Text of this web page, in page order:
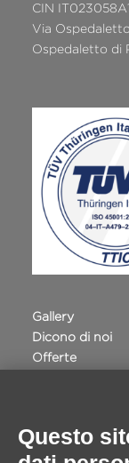
CIN
Via
Ospedaletto di
Gallery
Dicono di noi
Offerte
Progetto Safe
VILLA
Questo